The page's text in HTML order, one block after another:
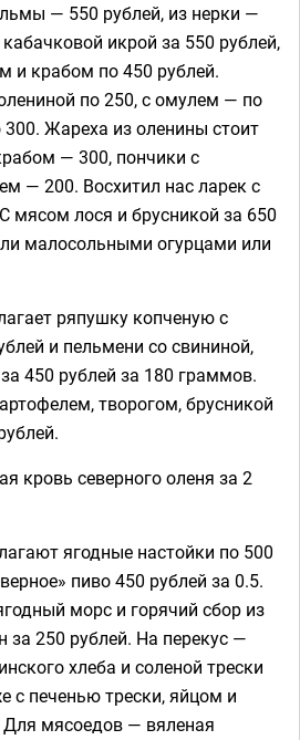
— 550 рублей, из нерки —
икрой за 550 рублей,
и крабом по 450 рублей.
по 250, с омулем — по
300. Жареха из оленины стоит
— 300, пончики с
— 200. Восхитил нас ларек с
мясом лося и брусникой за 650
малосольными огурцами или
ряпушку копченую с
и пельмени со свининой,
450 рублей за 180 граммов.
творогом, брусникой
кровь северного оленя за 2
ягодные настойки по 500
пиво 450 рублей за 0.5.
морс и горячий сбор из
за 250 рублей. На перекус —
хлеба и соленой трески
с печенью трески, яйцом и
мясоедов — вяленая